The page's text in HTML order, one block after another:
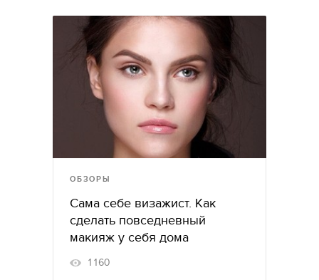
ОБЗОРЫ
Сама себе визажист. Как
сделать повседневный
макияж у себя дома
1160